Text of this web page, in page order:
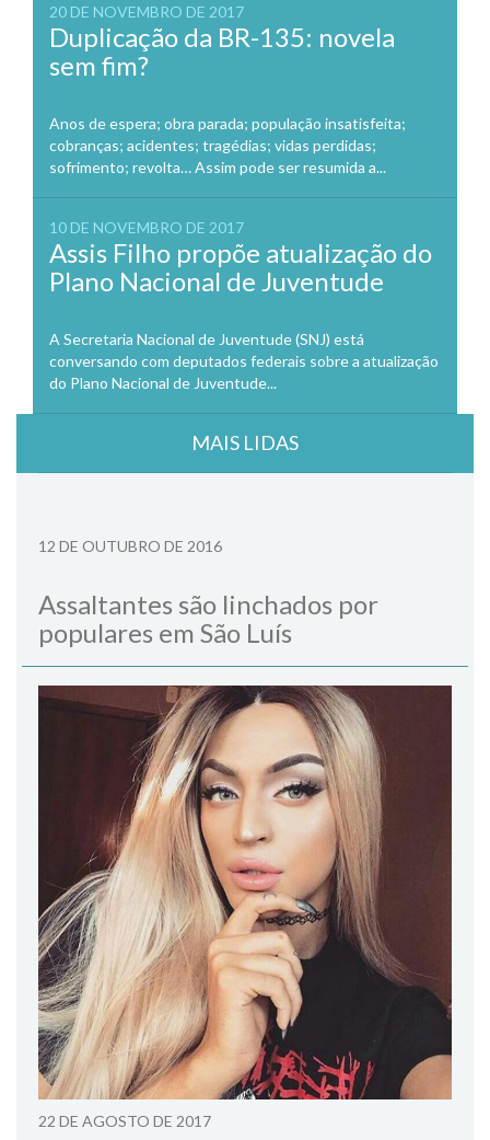
20 DE NOVEMBRO DE 2017
Duplicação da BR-135: novela
sem fim?
Anos de espera; obra parada; população insatisfeita;
cobranças; acidentes; tragédias; vidas perdidas;
sofrimento; revolta… Assim pode ser resumida a...
10 DE NOVEMBRO DE 2017
Assis Filho propõe atualização do
Plano Nacional de Juventude
A Secretaria Nacional de Juventude (SNJ) está
conversando com deputados federais sobre a atualização
do Plano Nacional de Juventude...
MAIS LIDAS
12 DE OUTUBRO DE 2016
Assaltantes são linchados por
populares em São Luís
22 DE AGOSTO DE 2017